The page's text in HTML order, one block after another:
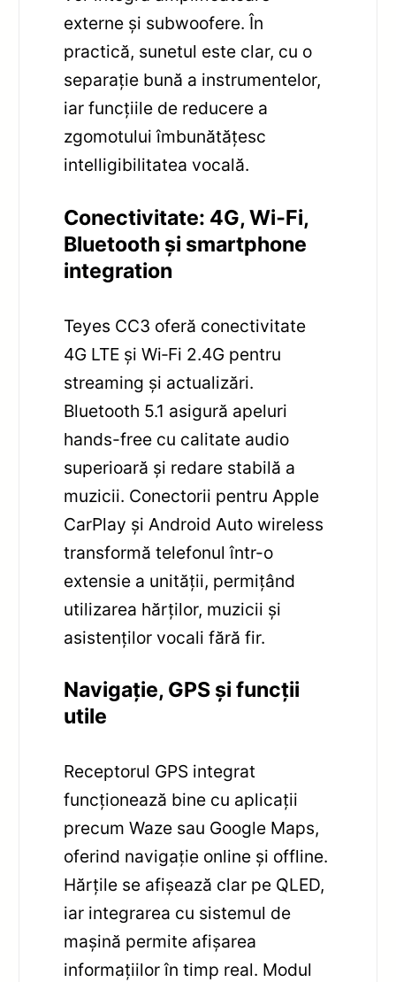
externe și subwoofere. În
practică, sunetul este clar, cu o
separație bună a instrumentelor,
iar funcțiile de reducere a
zgomotului îmbunătățesc
intelligibilitatea vocală.
Conectivitate: 4G, Wi‑Fi,
Bluetooth și smartphone
integration
Teyes CC3 oferă conectivitate
4G LTE și Wi‑Fi 2.4G pentru
streaming și actualizări.
Bluetooth 5.1 asigură apeluri
hands-free cu calitate audio
superioară și redare stabilă a
muzicii. Conectorii pentru Apple
CarPlay și Android Auto wireless
transformă telefonul într-o
extensie a unității, permițând
utilizarea hărților, muzicii și
asistenților vocali fără fir.
Navigație, GPS și funcții
utile
Receptorul GPS integrat
funcționează bine cu aplicații
precum Waze sau Google Maps,
oferind navigație online și offline.
Hărțile se afișează clar pe QLED,
iar integrarea cu sistemul de
mașină permite afișarea
informațiilor în timp real. Modul